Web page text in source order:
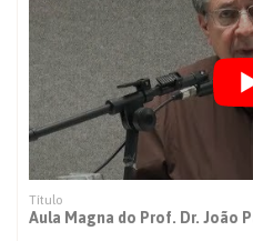
Aula Magna do Prof. Dr. João